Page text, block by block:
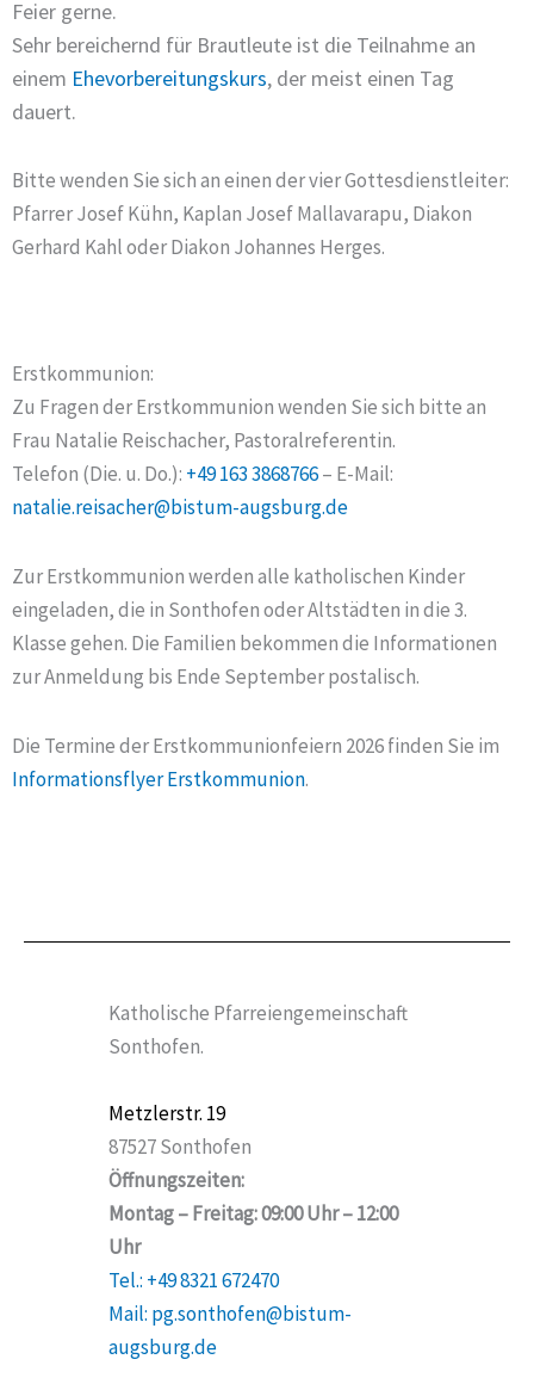
Feier gerne.
Sehr bereichernd für Brautleute ist die Teilnahme an
einem Ehevorbereitungskurs, der meist einen Tag
dauert.
Bitte wenden Sie sich an einen der vier Gottesdienstleiter:
Pfarrer Josef Kühn, Kaplan Josef Mallavarapu, Diakon
Gerhard Kahl oder Diakon Johannes Herges.
Erstkommunion:
Zu Fragen der Erstkommunion wenden Sie sich bitte an
Frau Natalie Reischacher, Pastoralreferentin.
Telefon (Die. u. Do.): +49 163 3868766– E-Mail:
natalie.reisacher@bistum-augsburg.de
Zur Erstkommunion werden alle katholischen Kinder
eingeladen, die in Sonthofen oder Altstädten in die 3.
Klasse gehen. Die Familien bekommen die Informationen
zur Anmeldung bis Ende September postalisch.
Die Termine der Erstkommunionfeiern 2026 finden Sie im
Informationsflyer Erstkommunion.
Katholische Pfarreiengemeinschaft
Sonthofen.
Metzlerstr. 19
87527 Sonthofen
Öffnungszeiten:
Montag – Freitag: 09:00 Uhr – 12:00
Uhr
Tel.: +49 8321 672470
Mail: pg.sonthofen@bistum-
augsburg.de